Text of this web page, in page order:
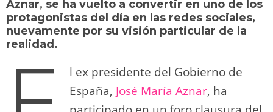
o
n
m p
p
o
o
n
k
tir
Aznar, se ha vuelto a convertir en uno de los
protagonistas del día en las redes sociales,
nuevamente por su visión particular de la
realidad.
l ex presidente del Gobierno de
España, José María Aznar, ha